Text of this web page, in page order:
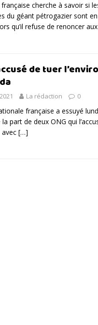
cherche à savoir si
du géant pétrogazier sont
qu’il refuse de renoncer aux
de tuer
La rédaction 0
française a essuyé
part de deux ONG qui
[…]